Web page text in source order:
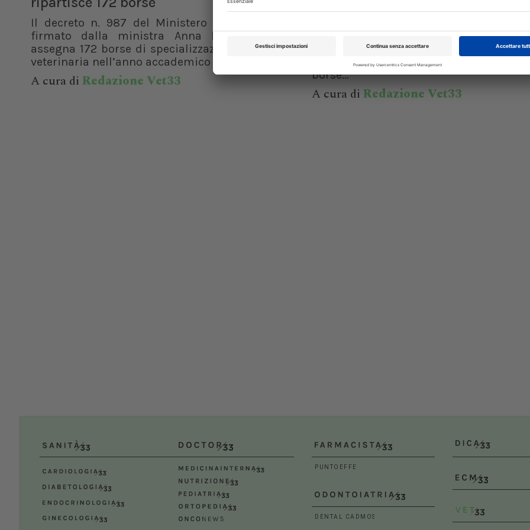
Il decreto n. 987 del Ministero dell’Università,
firmato dalla ministra Anna Maria Bernini,
assegna 172 borse di specializzazione per l’area
veterinaria nell’anno accademico 2025/2026,...
A cura di Redazione Vet33
Pubblica critica duramente il decreto
sulle borse di specializzazione: importi
insufficienti, iter troppo lento e
borse...
A cura di Redazione Vet33